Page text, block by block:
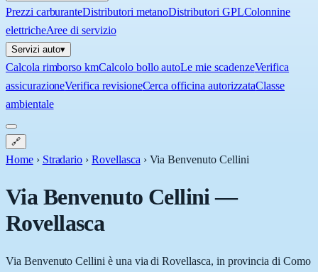
Prezzi carburanteDistributori metanoDistributori GPLColonnine
elettricheAree di servizio
Servizi auto▾
Calcola rimborso kmCalcolo bollo autoLe mie scadenzeVerifica
assicurazioneVerifica revisioneCerca officina autorizzataClasse
ambientale
🔗
Home › Stradario › Rovellasca › Via Benvenuto Cellini
Via Benvenuto Cellini—
Rovellasca
Via Benvenuto Cellini è una via di Rovellasca, in provincia di Como